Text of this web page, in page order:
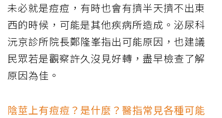
未必就是痘痘，有時也會有擠半天擠不出東
西的時候，可能是其他疾病所造成。泌尿科
沅京診所院長鄭隆峯指出可能原因，也建議
民眾若是觀察許久沒見好轉，盡早檢查了解
原因為佳。
陰莖上有痘痘？是什麼？醫指常見各種可能